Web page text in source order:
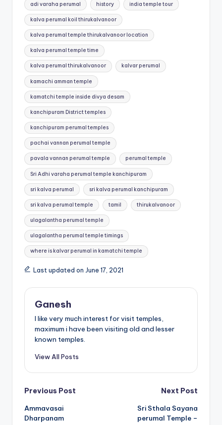
adi varaha perumal history india temple tour
kalva perumal koil thirukalvanoor
kalva perumal temple thirukalvanoor location
kalva perumal temple time
kalva perumal thirukalvanoor kalvar perumal
kamachi amman temple
kamatchi temple inside divya desam
kanchipuram District temples
kanchipuram perumal temples
pachai vannan perumal temple
pavala vannan perumal temple perumal temple
Sri Adhi varaha perumal temple kanchipuram
sri kalva perumal sri kalva perumal kanchipuram
sri kalva perumal temple tamil thirukalvanoor
ulagalantha perumal temple
ulagalantha perumal temple timings
where is kalvar perumal in kamatchi temple
Last updated on June 17, 2021
Ganesh
I like very much interest for visit temples,
maximum i have been visiting old and lesser
known temples.
View All Posts
Post
navigation
Previous Post
Ammavasai
Dharpanam
Next Post
Sri Sthala Sayana
perumal Temple –